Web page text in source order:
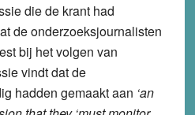
die de krant had
de onderzoeksjournalisten
bij het volgen van
vindt dat de
hadden gemaakt aan ‘an